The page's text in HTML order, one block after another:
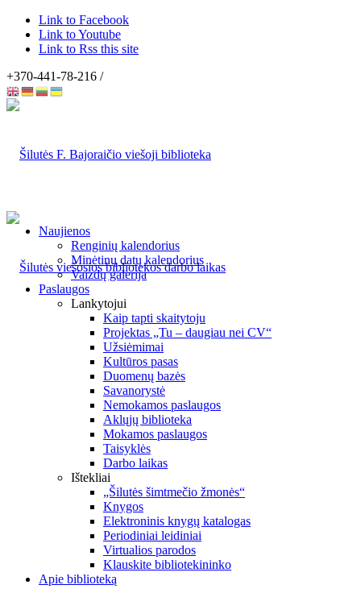
Link to Facebook
Link to Youtube
Link to Rss this site
+370-441-78-216 /
Naujienos
Renginių kalendorius
Minėtinų datų kalendorius
Vaizdų galerija
Paslaugos
Lankytojui
Kaip tapti skaitytoju
Projektas „Tu – daugiau nei CV“
Užsiėmimai
Kultūros pasas
Duomenų bazės
Savanorystė
Nemokamos paslaugos
Aklųjų biblioteka
Mokamos paslaugos
Taisyklės
Darbo laikas
Ištekliai
„Šilutės šimtmečio žmonės“
Knygos
Elektroninis knygų katalogas
Periodiniai leidiniai
Virtualios parodos
Klauskite bibliotekininko
Apie biblioteką